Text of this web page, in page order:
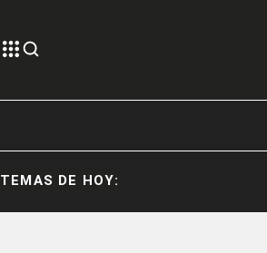
TEMAS DE HOY: